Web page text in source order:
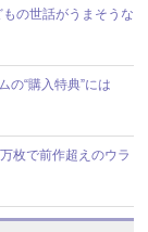
の世話がうまそうな
“購入特典”には
枚で前作超えのウラ